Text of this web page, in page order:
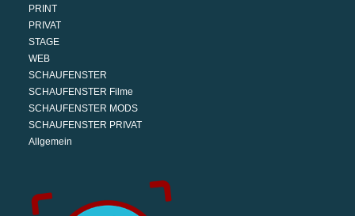
PRINT
PRIVAT
STAGE
WEB
SCHAUFENSTER
SCHAUFENSTER Filme
SCHAUFENSTER MODS
SCHAUFENSTER PRIVAT
Allgemein